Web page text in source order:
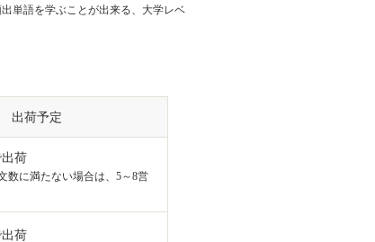
出単語を学ぶことが出来る、大学レベ
出荷予定
荷
数に満たない場合は、5～8営
荷